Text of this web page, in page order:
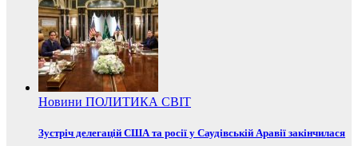
Новини ПОЛИТИКА СВІТ
Зустріч делегацій США та росії у Саудівській Аравії закінчилася